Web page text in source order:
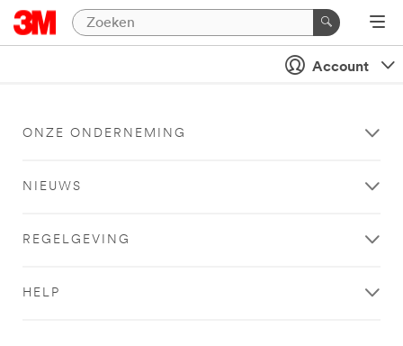
Account
ONZE ONDERNEMING
NIEUWS
REGELGEVING
HELP